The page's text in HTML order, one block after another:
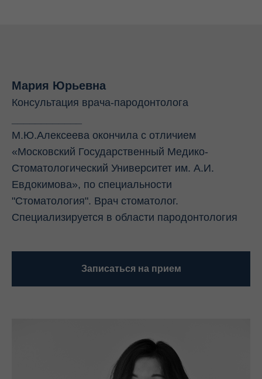
Мария Юрьевна
Консультация врача-пародонтолога
М.Ю.Алексеева окончила с отличием
«Московский Государственный Медико-
Стоматологический Университет им. А.И.
Евдокимова», по специальности
"Стоматология". Врач стоматолог.
Специализируется в области пародонтология
Записаться на прием